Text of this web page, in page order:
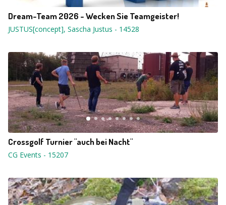
Dream-Team 2026 - Wecken Sie Teamgeister!
JUSTUS[concept], Sascha Justus - 14528
Crossgolf Turnier "auch bei Nacht"
CG Events - 15207